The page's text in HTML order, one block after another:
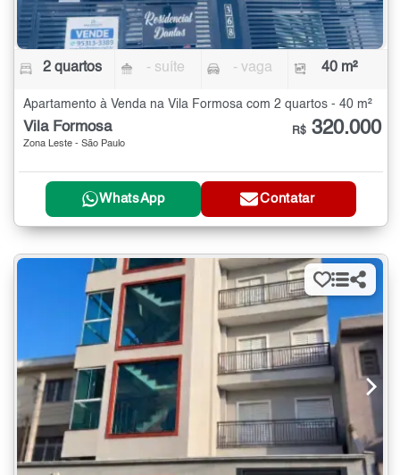
2 quartos - suíte - vaga 40 m²
Apartamento à Venda na Vila Formosa com 2 quartos - 40 m²
Vila Formosa
Zona Leste - São Paulo
R$ 320.000
WhatsApp Contatar